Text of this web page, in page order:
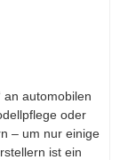
an automobilen
oder
– um nur einige
ist ein